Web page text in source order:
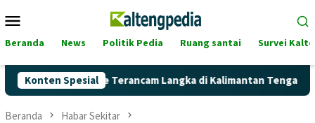
ke
Mobile
Beranda News Politik Pedia Ruang santai Survei
Konten Spesial
Pertalite Terancam Langka di Kalimantan Tengah?
Beranda Habar Sekitar